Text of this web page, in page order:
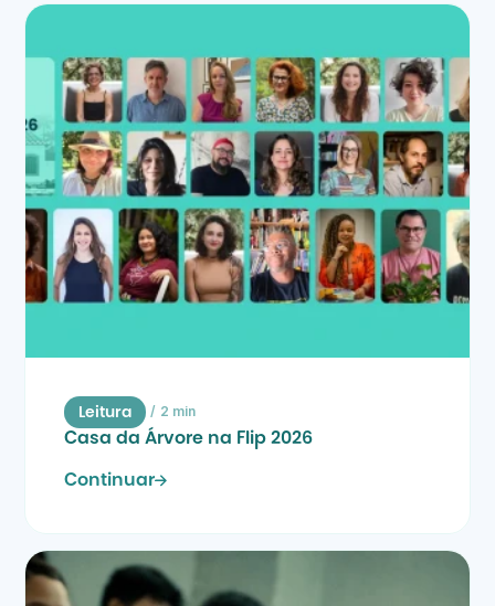
Leitura / 2 min
Casa da Árvore na Flip 2026
Continuar